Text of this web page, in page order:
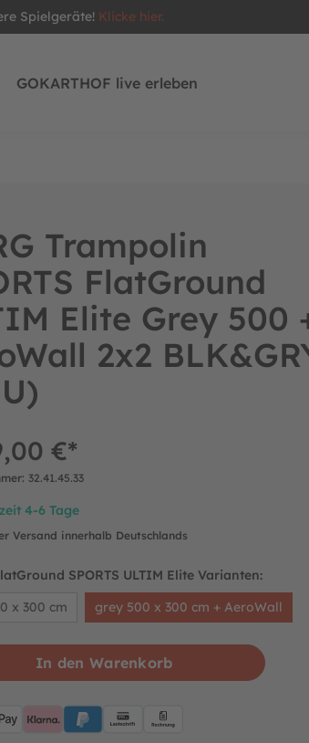
Spielgeräte! Klicke hier.
GOKARTHOF live erleben
Trampolin
FlatGround
Elite Grey 500
2x2
€*
32.41.45.33
4-6 Tage
Versand innerhalb Deutschlands
SPORTS ULTIM Elite Varianten:
x 300 cm
grey 500 x 300 cm + AeroWall
In den Warenkorb
ApplePayKlarna PayPalBlueLastschrift